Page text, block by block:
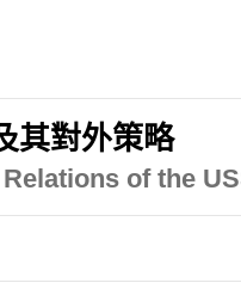
其對外策略
of the